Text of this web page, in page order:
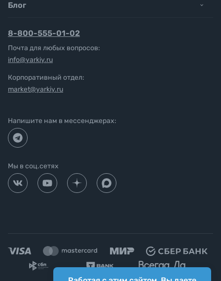
Блог
8-800-555-01-02
Почта для любых вопросов:
info@yarkiy.ru
Корпоративный отдел:
market@yarkiy.ru
Напишите нам в мессенджерах:
Мы в соц.сетях